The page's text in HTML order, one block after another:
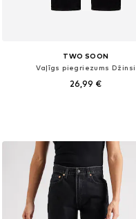
TWO SOON
Vaļīgs piegriezums Džinsi
26,99 €